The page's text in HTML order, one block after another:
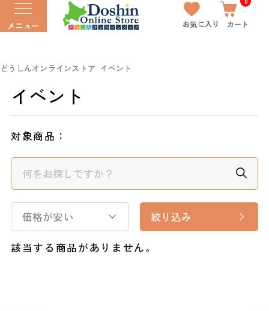
メニュー お気に入り カート
どうしんオンラインストア イベント
イベント
対象商品：
価格が安い 絞り込み
該当する商品がありません。